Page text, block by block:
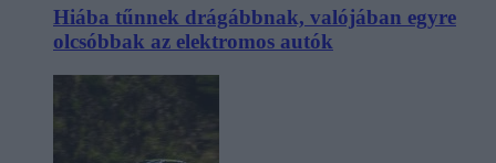
Hiába tűnnek drágábbnak, valójában egyre
olcsóbbak az elektromos autók